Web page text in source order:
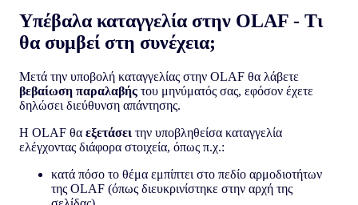
Υπέβαλα καταγγελία στην OLAF - Τι
θα συμβεί στη συνέχεια;
Μετά την υποβολή καταγγελίας στην OLAF θα λάβετε
βεβαίωση παραλαβής του μηνύματός σας, εφόσον έχετε
δηλώσει διεύθυνση απάντησης.
Η OLAF θα εξετάσει την υποβληθείσα καταγγελία
ελέγχοντας διάφορα στοιχεία, όπως π.χ.:
κατά πόσο το θέμα εμπίπτει στο πεδίο αρμοδιοτήτων
της OLAF (όπως διευκρινίστηκε στην αρχή της